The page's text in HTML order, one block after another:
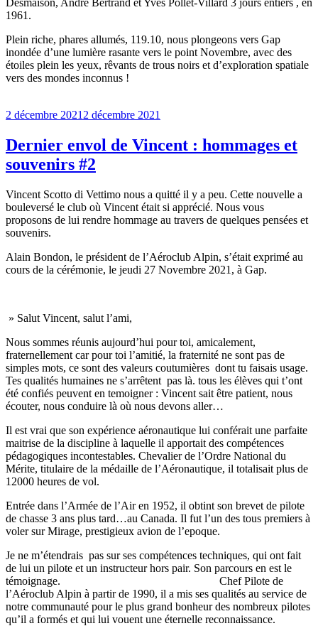
Desmaison, André Bertrand et Yves Pollet-Villard 3 jours entiers , en
1961.
Plein riche, phares allumés, 119.10, nous plongeons vers Gap
inondée d’une lumière rasante vers le point Novembre, avec des
étoiles plein les yeux, rêvants de trous noirs et d’exploration spatiale
vers des mondes inconnus !
Publié
2 décembre 2021 2 décembre 2021
Dernier envol de Vincent : hommages et
souvenirs #2
Vincent Scotto di Vettimo nous a quitté il y a peu. Cette nouvelle a
bouleversé le club où Vincent était si apprécié. Nous vous
proposons de lui rendre hommage au travers de quelques pensées et
souvenirs.
Alain Bondon, le président de l’Aéroclub Alpin, s’était exprimé au
cours de la cérémonie, le jeudi 27 Novembre 2021, à Gap.
» Salut Vincent, salut l’ami,
Nous sommes réunis aujourd’hui pour toi, amicalement,
fraternellement car pour toi l’amitié, la fraternité ne sont pas de
simples mots, ce sont des valeurs coutumières dont tu faisais usage.
Tes qualités humaines ne s’arrêtent pas là. tous les élèves qui t’ont
été confiés peuvent en temoigner : Vincent sait être patient, nous
écouter, nous conduire là où nous devons aller…
Il est vrai que son expérience aéronautique lui conférait une parfaite
maitrise de la discipline à laquelle il apportait des compétences
pédagogiques incontestables. Chevalier de l’Ordre National du
Mérite, titulaire de la médaille de l’Aéronautique, il totalisait plus de
12000 heures de vol.
Entrée dans l’Armée de l’Air en 1952, il obtint son brevet de pilote
de chasse 3 ans plus tard…au Canada. Il fut l’un des tous premiers à
voler sur Mirage, prestigieux avion de l’epoque.
Je ne m’étendrais pas sur ses compétences techniques, qui ont fait
de lui un pilote et un instructeur hors pair. Son parcours en est le
témoignage. Chef Pilote de
l’Aéroclub Alpin à partir de 1990, il a mis ses qualités au service de
notre communauté pour le plus grand bonheur des nombreux pilotes
qu’il a formés et qui lui vouent une éternelle reconnaissance.